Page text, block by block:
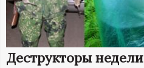
А
Й
Деструкторы недели